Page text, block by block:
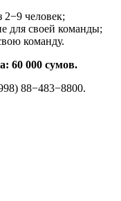
2−9 человек;
для своей команды;
команду.
60 000 сумов.
88−483−8800.